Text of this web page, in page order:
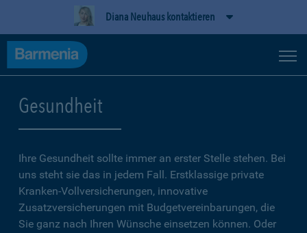
Diana Neuhaus kontaktieren
Gesundheit
Ihre Gesundheit sollte immer an erster Stelle stehen. Bei
uns steht sie das in jedem Fall. Erstklassige private
Kranken-Vollversicherungen, innovative
Zusatzversicherungen mit Budgetvereinbarungen, die
Sie ganz nach Ihren Wünsche einsetzen können. Oder